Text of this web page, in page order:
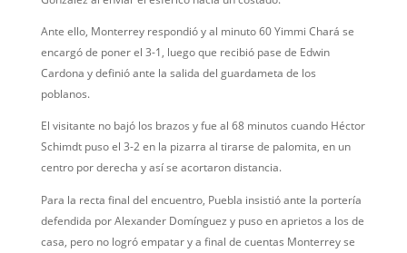
Ante ello, Monterrey respondió y al minuto 60 Yimmi Chará se
encargó de poner el 3-1, luego que recibió pase de Edwin
Cardona y definió ante la salida del guardameta de los
poblanos.
El visitante no bajó los brazos y fue al 68 minutos cuando Héctor
Schimdt puso el 3-2 en la pizarra al tirarse de palomita, en un
centro por derecha y así se acortaron distancia.
Para la recta final del encuentro, Puebla insistió ante la portería
defendida por Alexander Domínguez y puso en aprietos a los de
casa, pero no logró empatar y a final de cuentas Monterrey se